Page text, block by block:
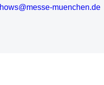
hows@messe-muenchen.de